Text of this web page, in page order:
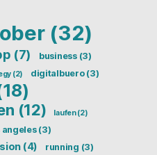
(32)
(7) business(3)
(2) digitalbuero(3)
(12) laufen(2)
angeles(3)
(4) running (3)